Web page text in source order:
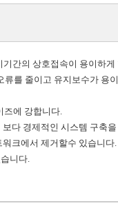
간의 상호접속이 용이하
를 줄이고 유지보수가 용
즈에 강합니다.
다 경제적인 시스템 구축을
크에서 제거할수 있습니다.
니다.